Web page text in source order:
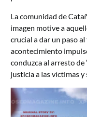
La comunidad de
imagen motive a
crucial a dar un paso
acontecimiento
conduzca al arresto de
justicia a las víctimas y